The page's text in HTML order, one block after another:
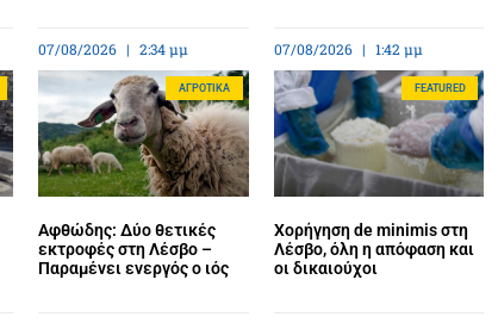
07/08/2026 2:34 μμ 07/08/2026 1:42 μμ
ΑΓΡΟΤΙΚΆ
Αφθώδης: Δύο θετικές
εκτροφές στη Λέσβο –
Παραμένει ενεργός ο ιός
FEATURED
Χορήγηση de minimis στη
Λέσβο, όλη η απόφαση και
οι δικαιούχοι